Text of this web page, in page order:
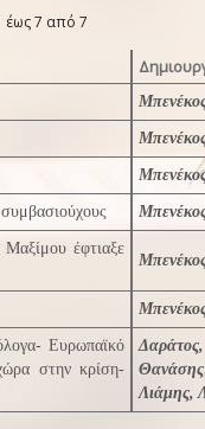
έως 7 από 7
έφτιαξε
Ευρωπαϊκό
στην κρίση-
Θανάσης
Λιάμης,